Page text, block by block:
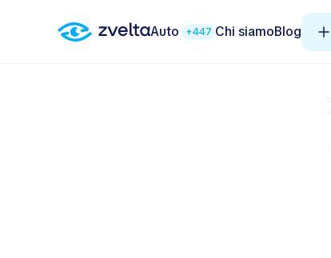
Auto +447 Chi siamoBlog